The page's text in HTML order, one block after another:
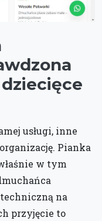
usługi, inne
Pianka
w tym
techniczną na
przyjęcie to